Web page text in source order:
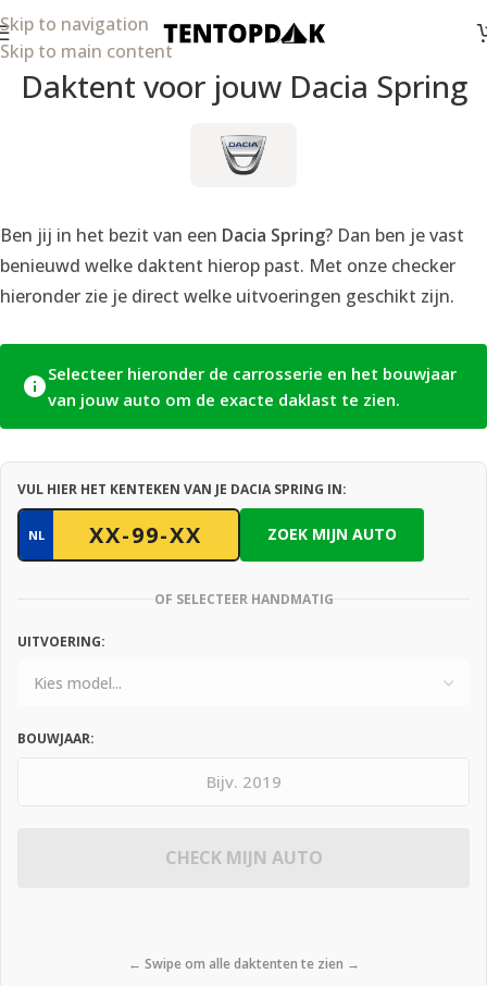
Skip to navigation
Skip to main content
Daktent voor jouw Dacia Spring
Ben jij in het bezit van een Dacia Spring? Dan ben je vast
benieuwd welke daktent hierop past. Met onze checker
hieronder zie je direct welke uitvoeringen geschikt zijn.
Selecteer hieronder de carrosserie en het bouwjaar
van jouw auto om de exacte daklast te zien.
VUL HIER HET KENTEKEN VAN JE DACIA SPRING IN:
NL ZOEK MIJN AUTO
OF SELECTEER HANDMATIG
UITVOERING:
BOUWJAAR:
CHECK MIJN AUTO
← Swipe om alle daktenten te zien →